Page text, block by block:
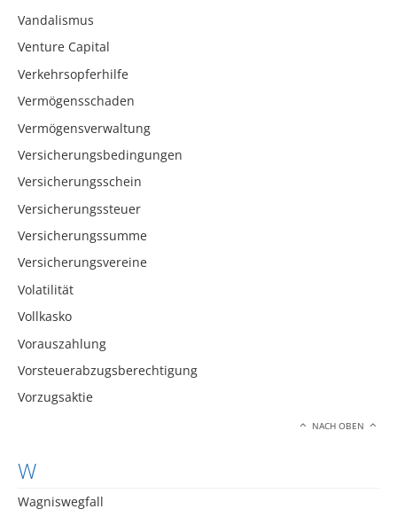
Vandalismus
Venture Capital
Verkehrsopferhilfe
Vermögensschaden
Vermögensverwaltung
Versicherungsbedingungen
Versicherungsschein
Versicherungssteuer
Versicherungssumme
Versicherungsvereine
Volatilität
Vollkasko
Vorauszahlung
Vorsteuerabzugsberechtigung
Vorzugsaktie
NACH OBEN
W
Wagniswegfall